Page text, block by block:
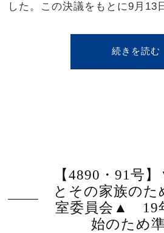
した。この決議をもとに9月
続きを読む
【4890・91号
とその家族のた
室委員会▲ 19
始のため